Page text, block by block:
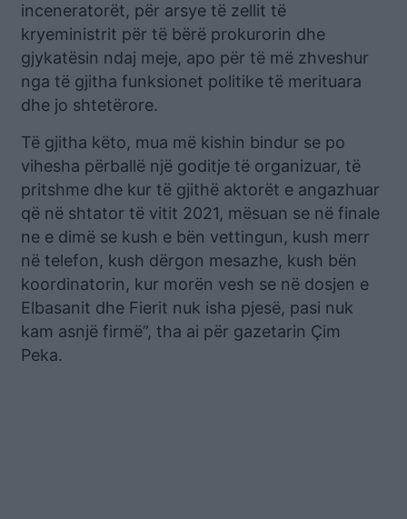
inceneratorët, për arsye të zellit të
kryeministrit për të bërë prokurorin dhe
gjykatësin ndaj meje, apo për të më zhveshur
nga të gjitha funksionet politike të merituara
dhe jo shtetërore.
Të gjitha këto, mua më kishin bindur se po
vihesha përballë një goditje të organizuar, të
pritshme dhe kur të gjithë aktorët e angazhuar
që në shtator të vitit 2021, mësuan se në finale
ne e dimë se kush e bën vettingun, kush merr
në telefon, kush dërgon mesazhe, kush bën
koordinatorin, kur morën vesh se në dosjen e
Elbasanit dhe Fierit nuk isha pjesë, pasi nuk
kam asnjë firmë”, tha ai për gazetarin Çim
Peka.